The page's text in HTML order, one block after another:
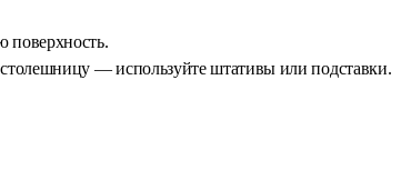
поверхность.
— используйте штативы или подставки.